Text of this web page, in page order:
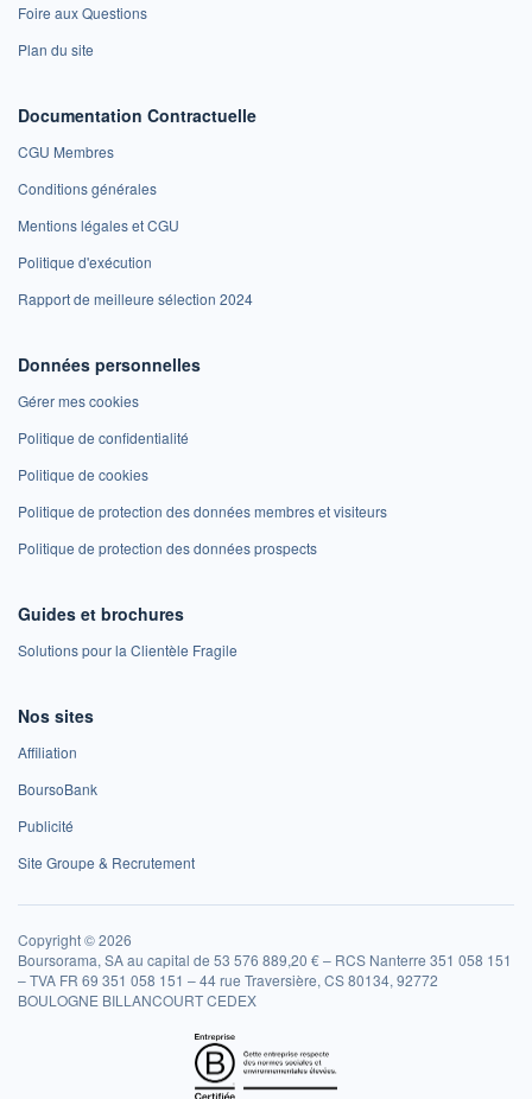
Foire aux Questions
Plan du site
Documentation Contractuelle
CGU Membres
Conditions générales
Mentions légales et CGU
Politique d'exécution
Rapport de meilleure sélection 2024
Données personnelles
Gérer mes cookies
Politique de confidentialité
Politique de cookies
Politique de protection des données membres et visiteurs
Politique de protection des données prospects
Guides et brochures
Solutions pour la Clientèle Fragile
Nos sites
Affiliation
BoursoBank
Publicité
Site Groupe & Recrutement
Copyright © 2026
Boursorama, SA au capital de 53 576 889,20 € – RCS Nanterre 351 058 151
– TVA FR 69 351 058 151 – 44 rue Traversière, CS 80134, 92772
BOULOGNE BILLANCOURT CEDEX